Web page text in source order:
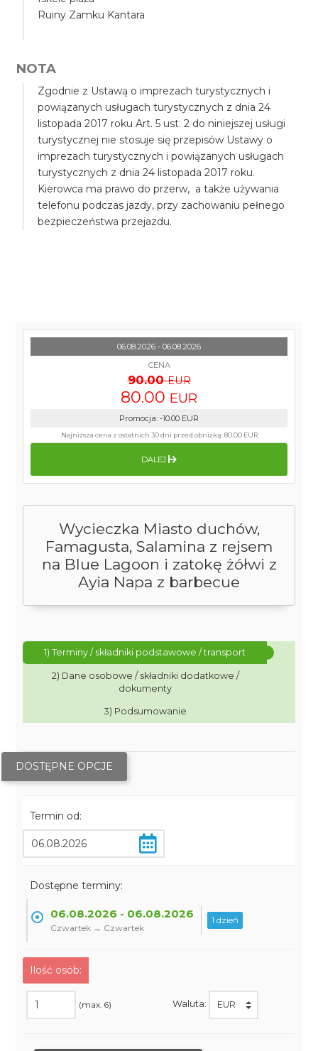
Ruiny Zamku Kantara
NOTA
Zgodnie z Ustawą o imprezach turystycznych i
powiązanych usługach turystycznych z dnia 24
listopada 2017 roku Art. 5 ust. 2 do niniejszej usługi
turystycznej nie stosuje się przepisów Ustawy o
imprezach turystycznych i powiązanych usługach
turystycznych z dnia 24 listopada 2017 roku.
Kierowca ma prawo do przerw, a także używania
telefonu podczas jazdy, przy zachowaniu pełnego
bezpieczeństwa przejazdu.
Wycieczka Miasto duchów,
Famagusta, Salamina z rejsem
na Blue Lagoon i zatokę żółwi z
Ayia Napa z barbecue
1) Terminy / składniki podstawowe / transport
2) Dane osobowe / składniki dodatkowe /
dokumenty
3) Podsumowanie
DOSTĘPNE OPCJE
Termin od:
Dostępne terminy:
06.08.2026 - 06.08.2026
Czwartek → Czwartek
1 dzień
Ilość osób:
(max. 6) Waluta:
06.08.2026 - 06.08.2026
CENA
90.00 EUR
80.00 EUR
Promocja: -10.00 EUR
Najniższa cena z ostatnich 30 dni przed obniżką:80.00 EUR
DALEJ